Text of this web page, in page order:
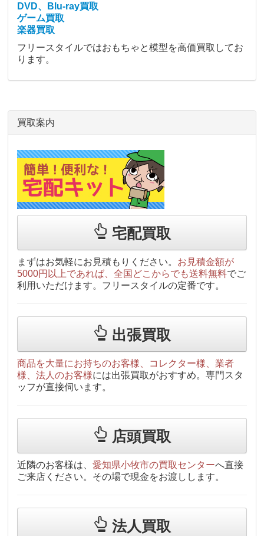
DVD、Blu-ray買取
ゲーム買取
楽器買取
フリースタイルではおもちゃと模型を高価買取してお
ります。
買取案内
宅配買取
まずはお気軽にお見積もりください。 お見積金額が
5000円以上であれば、全国どこからでも送料無料でご
利用いただけます。フリースタイルの定番です。
出張買取
商品を大量にお持ちのお客様、コレクター様、業者
様、法人のお客様には出張買取がおすすめ。専門スタ
ッフが直接伺います。
店頭買取
近隣のお客様は、愛知県小牧市の買取センターへ直接
ご来店ください。その場で現金をお渡しします。
法人買取